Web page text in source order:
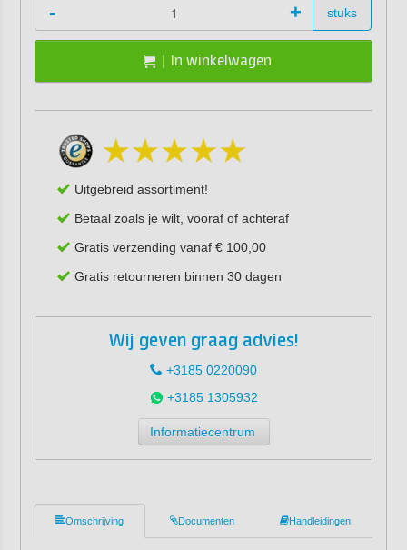
- + stuks
In winkelwagen
Uitgebreid assortiment!
Betaal zoals je wilt, vooraf of achteraf
Gratis verzending vanaf € 100,00
Gratis retourneren binnen 30 dagen
Wij geven graag advies!
+3185 0220090
+3185 1305932
Informatiecentrum
Omschrijving Documenten Handleidingen